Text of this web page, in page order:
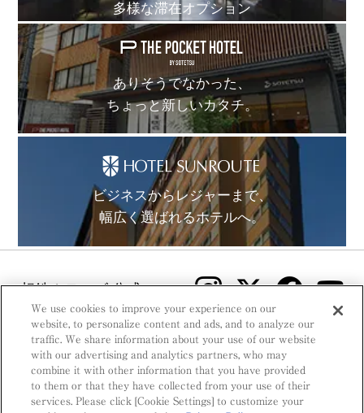
多様な滞在オプション
ありそうでなかった、
ちょっと新しいカタチ。
ビジネスからレジャーまで、
幅広く選ばれるホテルへ。
相鉄ホテルズ 公式SNS
© Sotetsu Hotel Management CO., LTD.
We use cookies to improve your experience on our
website, to personalize content and ads, and to analyze our
traffic. We share information about your use of our website
with our advertising and analytics partners, who may
combine it with other information that you have provided
to them or that they have collected from your use of their
services. Please click [Cookie Settings] to customize your